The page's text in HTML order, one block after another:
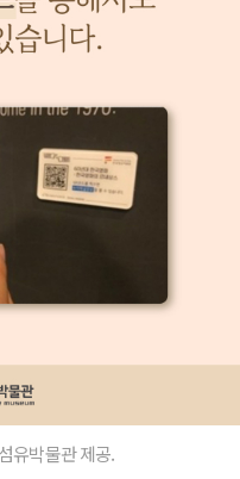
유박물관 제공.